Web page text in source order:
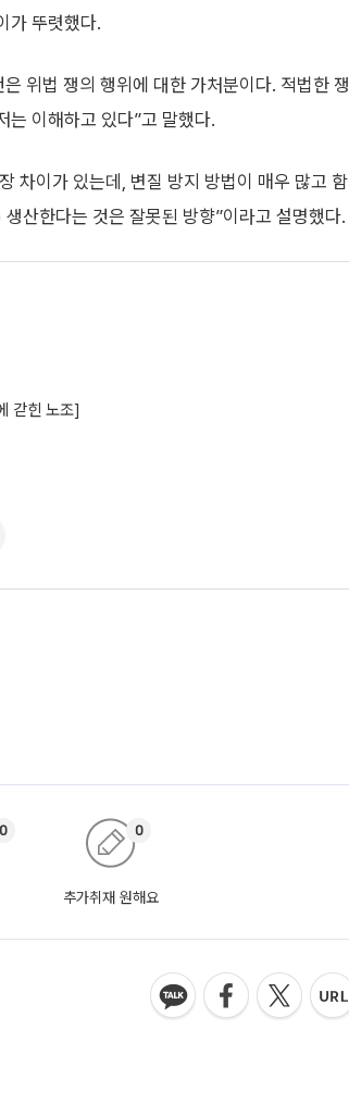
가 뚜렷했다.
위법 쟁의 행위에 대한 가처분이다. 적법한 쟁
는 이해하고 있다”고 말했다.
차이가 있는데, 변질 방지 방법이 매우 많고 함
산한다는 것은 잘못된 방향”이라고 설명했다.
갇힌 노조]
0
추가취재 원해요
0